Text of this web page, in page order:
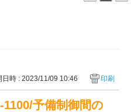
日時 : 2023/11/09 10:46 印刷
1100/予備制御間の